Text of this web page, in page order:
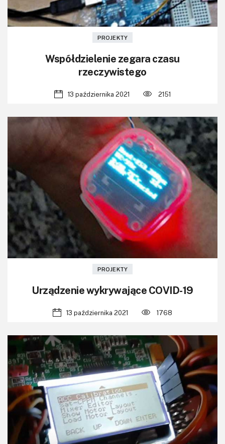
PROJEKTY
Współdzielenie zegara czasu
rzeczywistego
13 października 2021 2151
PROJEKTY
Urządzenie wykrywające COVID-19
13 października 2021 1768